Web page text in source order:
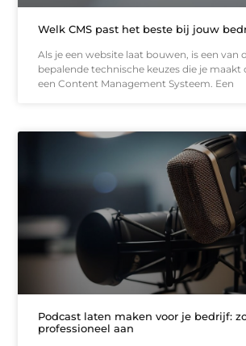
Welk CMS past het beste bij jouw
Als je een website laat bouwen, is een van
bepalende technische keuzes die je maakt
een Content Management Systeem. Een
Podcast laten maken voor je bedrijf:
professioneel aan